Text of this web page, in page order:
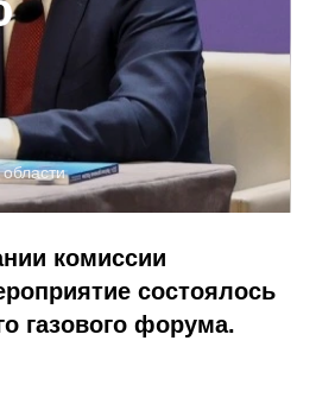
комиссии
состоялось
газового форума.